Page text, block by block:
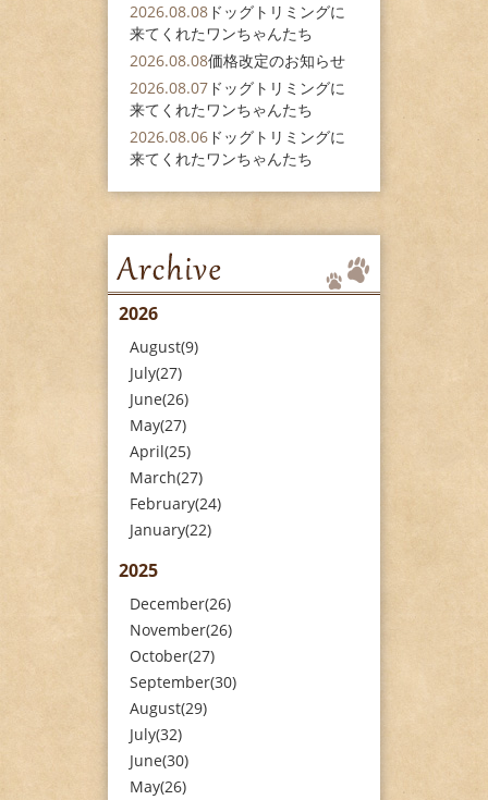
2026.08.08 ドッグトリミングに
来てくれたワンちゃんたち
2026.08.08価格改定のお知らせ
2026.08.07 ドッグトリミングに
来てくれたワンちゃんたち
2026.08.06 ドッグトリミングに
来てくれたワンちゃんたち
2026
August(9)
July(27)
June(26)
May(27)
April(25)
March(27)
February(24)
January(22)
2025
December(26)
November(26)
October(27)
September(30)
August(29)
July(32)
June(30)
May(26)